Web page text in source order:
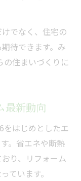
でなく、住宅の
待できます。み
の住まいづくりに
最新動向
はじめとしたエ
。省エネや断熱
り、リフォーム
ています。